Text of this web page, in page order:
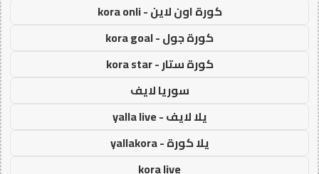
كورة اون لاين - kora onli
كورة جول - kora goal
كورة ستار - kora star
سوريا لايف
يلا لايف - yalla live
يلا كورة - yallakora
kora live